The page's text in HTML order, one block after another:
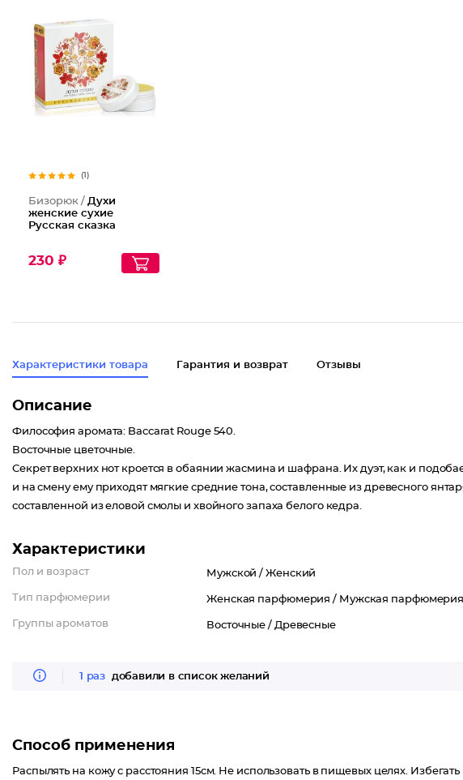
(1)
Бизорюк / Духи
женские сухие
Русская сказка
230 ₽
Характеристики товара Гарантия и возврат Отзывы
Описание
Философия аромата: Baccarat Rouge 540.
Восточные цветочные.
Секрет верхних нот кроется в обаянии жасмина и шафрана. Их дуэт, как и
и на смену ему приходят мягкие средние тона, составленные из древесного
составленной из еловой смолы и хвойного запаха белого кедра.
Характеристики
Пол и возраст Мужской /Женский
Тип парфюмерии Женская парфюмерия / Мужская парфюмерия
Группы ароматов Восточные / Древесные
1 раз добавили в список желаний
Способ применения
Распылять на кожу с расстояния 15см. Не использовать в пищевых целях.